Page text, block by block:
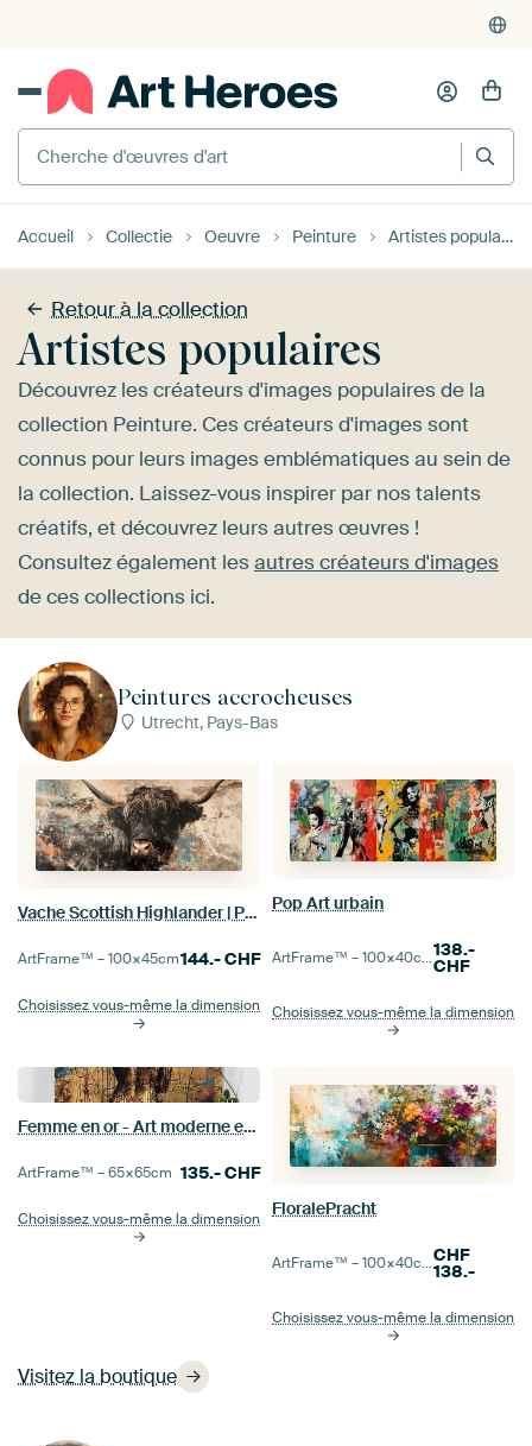
375'000+ murs vides remplis
Cherche d'œuvres d'art
Accueil Collectie Oeuvre Peinture Artistes populaires
Retour à la collection
Artistes populaires
Découvrez les créateurs d'images populaires de la
collection Peinture. Ces créateurs d'images sont
connus pour leurs images emblématiques au sein de
la collection. Laissez-vous inspirer par nos talents
créatifs, et découvrez leurs autres œuvres !
Consultez également lesautres créateurs d'images
de ces collections ici.
Peintures accrocheuses
Utrecht, Pays-Bas
Visitez la boutique
Vache Scottish Highlander | Peinture abstraite Scottish Highlander
ArtFrame™ –100×45cm144.-CHF
Choisissez vous-même la dimension
Pop Art urbain
ArtFrame™ –100×40cm 138.-
CHF
Choisissez vous-même la dimension
Femme en or - Art moderne en or
ArtFrame™ –65×65cm 135.-CHF
Choisissez vous-même la dimension FloralePracht
ArtFrame™ –100×40cm CHF
138.-
Choisissez vous-même la dimension